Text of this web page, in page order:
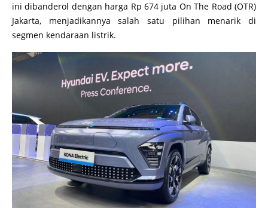
ini dibanderol dengan harga Rp 674 juta On The Road (OTR)
Jakarta, menjadikannya salah satu pilihan menarik di
segmen kendaraan listrik.